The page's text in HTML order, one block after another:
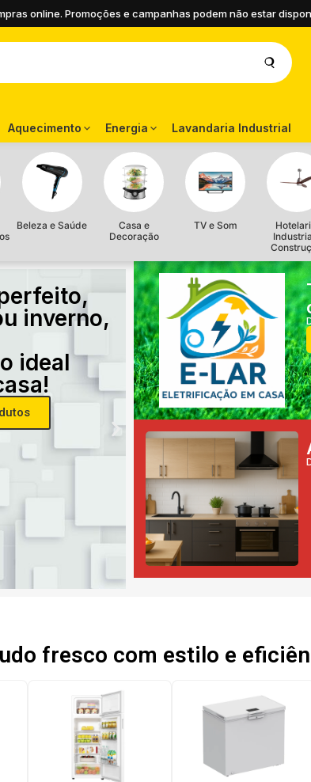
online. Promoções e campanhas podem não estar
Aquecimento Energia Lavandaria Industrial
Beleza e Saúde
Casa e
Decoração
TV e Som
inverno,
ideal
fresco com estilo e